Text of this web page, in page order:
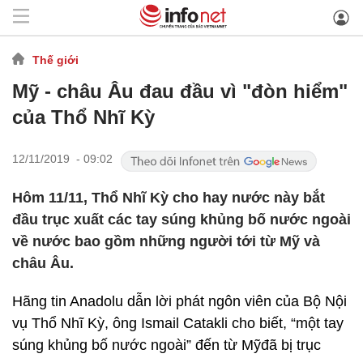
Thế giới
Mỹ - châu Âu đau đầu vì "đòn hiểm"
của Thổ Nhĩ Kỳ
12/11/2019 - 09:02
Hôm 11/11, Thổ Nhĩ Kỳ cho hay nước này bắt
đầu trục xuất các tay súng khủng bố nước ngoài
về nước bao gồm những người tới từ Mỹ và
châu Âu.
Hãng tin Anadolu dẫn lời phát ngôn viên của Bộ Nội
vụ Thổ Nhĩ Kỳ, ông Ismail Catakli cho biết, “một tay
súng khủng bố nước ngoài” đến từ Mỹđã bị trục